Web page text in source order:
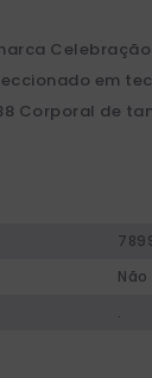
em
Corporal de
.